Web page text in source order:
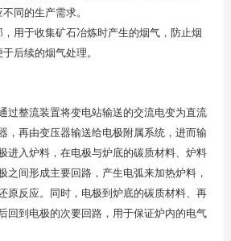
同的生产需求。
，用于收集矿石冶炼时产生的烟气，防止烟
后续的烟气处理。
过整流装置将变电站输送的交流电变为直流
，再由变压器输送给电极附属系统，进而输
进入炉料，在电极与炉底的碳质材料、炉料
之间形成主要回路，产生电弧来加热炉料，
原反应。同时，电极到炉底的碳质材料、再
回到电极的次要回路，用于保证炉内的电气